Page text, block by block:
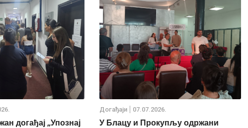
догађај „Упознај
Дoгађаjи 07.07.2026.
У Блацу и Прокупљу одржани